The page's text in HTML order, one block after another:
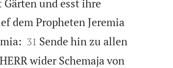
und esst ihre
dem Propheten Jeremia

31 Sende hin zu allen
wider Schemaja von